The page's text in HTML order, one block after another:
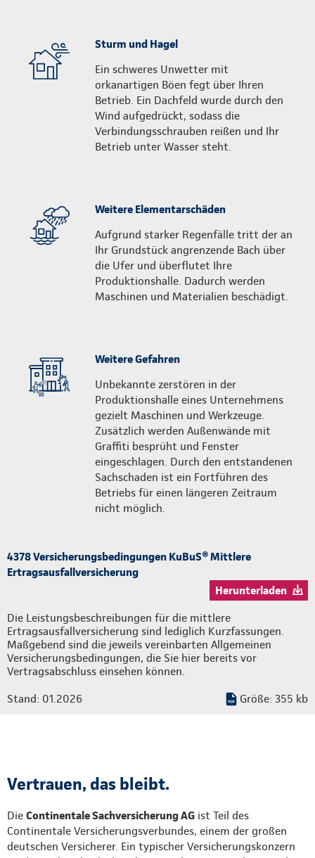
Sturm und Hagel
Ein schweres Unwetter mit
orkanartigen Böen fegt über Ihren
Betrieb. Ein Dachfeld wurde durch den
Wind aufgedrückt, sodass die
Verbindungs­schrauben reißen und Ihr
Betrieb unter Wasser steht.
Weitere Elementarschäden
Aufgrund starker Regenfälle tritt der an
Ihr Grundstück angrenzende Bach über
die Ufer und überflutet Ihre
Produktionshalle. Dadurch werden
Maschinen und Materialien beschädigt.
Weitere Gefahren
Unbekannte zerstören in der
Produktionshalle eines Unternehmens
gezielt Maschinen und Werkzeuge.
Zusätzlich werden Außenwände mit
Graffiti besprüht und Fenster
eingeschlagen. Durch den entstandenen
Sachschaden ist ein Fortführen des
Betriebs für einen längeren Zeitraum
nicht möglich.
4378 Versicherungsbedingungen KuBuS® Mittlere
Ertragsausfallversicherung
Herunterladen
Die Leistungsbeschreibungen für die mittlere
Ertragsausfallversicherung sind lediglich Kurzfassungen.
Maßgebend sind die jeweils vereinbarten Allgemeinen
Versicherungsbedingungen, die Sie hier bereits vor
Vertragsabschluss einsehen können.
Stand: 01.2026 Größe: 355 kb
Vertrauen, das bleibt.
Die Continentale Sachversicherung AG ist Teil des
Continentale Versicherungsverbundes, einem der großen
deutschen Versicherer. Ein typischer Versicherungskonzern